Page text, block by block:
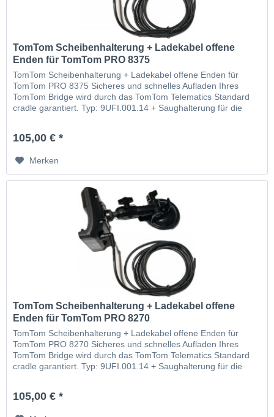
TomTom Scheibenhalterung + Ladekabel offene
Enden für TomTom PRO 8375
TomTom Scheibenhalterung + Ladekabel offene Enden für
TomTom PRO 8375 Sicheres und schnelles Aufladen Ihres
TomTom Bridge wird durch das TomTom Telematics Standard
cradle garantiert. Typ: 9UFI.001.14 + Saughalterung für die
105,00 € *
Merken
TomTom Scheibenhalterung + Ladekabel offene
Enden für TomTom PRO 8270
TomTom Scheibenhalterung + Ladekabel offene Enden für
TomTom PRO 8270 Sicheres und schnelles Aufladen Ihres
TomTom Bridge wird durch das TomTom Telematics Standard
cradle garantiert. Typ: 9UFI.001.14 + Saughalterung für die
105,00 € *